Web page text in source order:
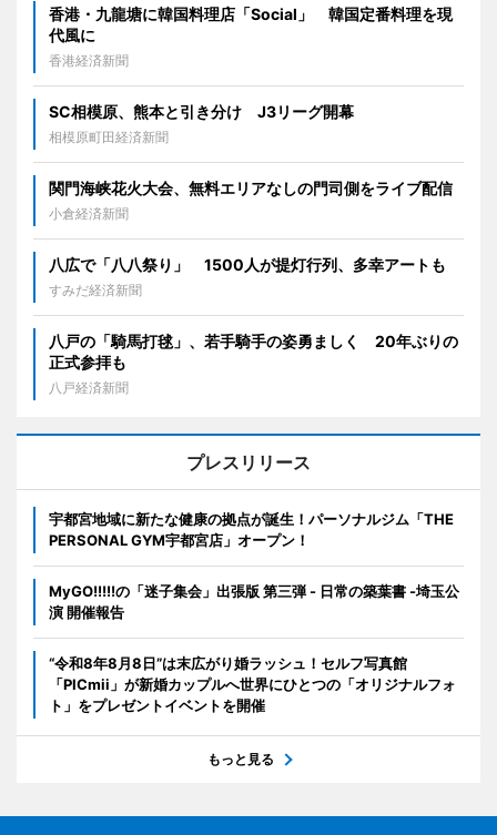
香港・九龍塘に韓国料理店「Social」 韓国定番料理を現
代風に
香港経済新聞
SC相模原、熊本と引き分け J3リーグ開幕
相模原町田経済新聞
関門海峡花火大会、無料エリアなしの門司側をライブ配信
小倉経済新聞
八広で「八八祭り」 1500人が提灯行列、多幸アートも
すみだ経済新聞
八戸の「騎馬打毬」、若手騎手の姿勇ましく 20年ぶりの
正式参拝も
八戸経済新聞
プレスリリース
宇都宮地域に新たな健康の拠点が誕生！パーソナルジム「THE
PERSONAL GYM宇都宮店」オープン！
MyGO!!!!!の「迷子集会」出張版 第三弾 - 日常の築葉書 -埼玉公
演 開催報告
“令和8年8月8日”は末広がり婚ラッシュ！セルフ写真館
「PICmii」が新婚カップルへ世界にひとつの「オリジナルフォ
ト」をプレゼントイベントを開催
もっと見る